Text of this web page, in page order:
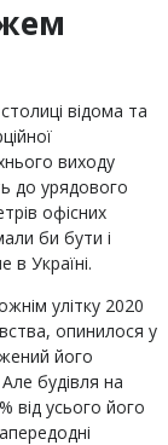
відома та
виходу
до урядового
офісних
би бути і
в Україні.
улітку 2020
опинилося у
його
будівля на
від усього його